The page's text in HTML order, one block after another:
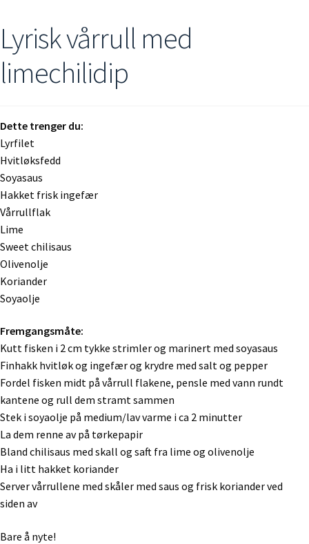
Lyrisk vårrull med
limechilidip
Dette trenger du:
Lyrfilet
Hvitløksfedd
Soyasaus
Hakket frisk ingefær
Vårrullflak
Lime
Sweet chilisaus
Olivenolje
Koriander
Soyaolje
Fremgangsmåte:
Kutt fisken i 2 cm tykke strimler og marinert med soyasaus
Finhakk hvitløk og ingefær og krydre med salt og pepper
Fordel fisken midt på vårrull flakene, pensle med vann rundt
kantene og rull dem stramt sammen
Stek i soyaolje på medium/lav varme i ca 2 minutter
La dem renne av på tørkepapir
Bland chilisaus med skall og saft fra lime og olivenolje
Ha i litt hakket koriander
Server vårrullene med skåler med saus og frisk koriander ved
siden av
Bare å nyte!